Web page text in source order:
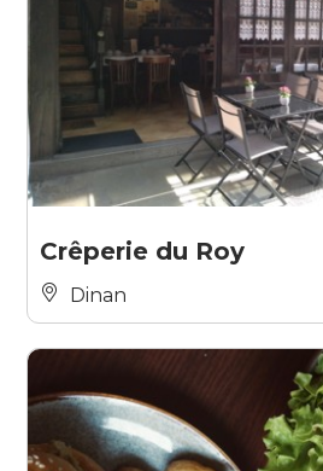
Crêperie du Roy
Dinan